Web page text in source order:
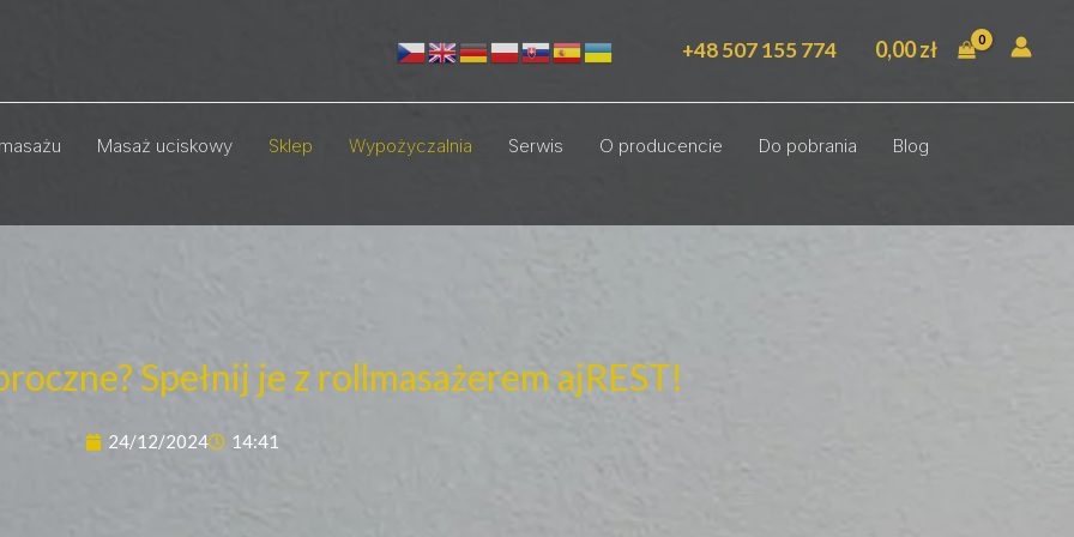
+48 507 155 774 0,00zł
Masaż uciskowy Sklep Wypożyczalnia Serwis O producencie Do pobrania
Blog
Spełnij je z rollmasażerem ajREST!
24/12/2024 14:41